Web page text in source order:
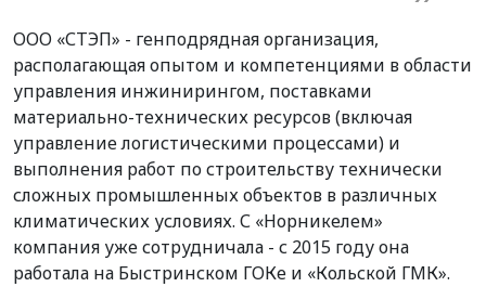
ООО «СТЭП» - генподрядная организация,
располагающая опытом и компетенциями в области
управления инжинирингом, поставками
материально-технических ресурсов (включая
управление логистическими процессами) и
выполнения работ по строительству технически
сложных промышленных объектов в различных
климатических условиях. С «Норникелем»
компания уже сотрудничала - с 2015 году она
работала на Быстринском ГОКе и «Кольской ГМК».